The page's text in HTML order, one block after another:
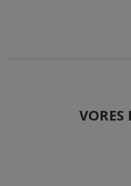
VORES